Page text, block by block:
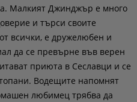
Малкият Джинджър е много
и търси своите
всички, е дружелюбен и
да се превърне във верен
приюта в Сеславци и се
Водещите напомнят
любимец трябва да